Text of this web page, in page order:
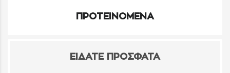
ΠΡΟΤΕΙΝΟΜΕΝΑ
ΕΙΔΑΤΕ ΠΡΟΣΦΑΤΑ